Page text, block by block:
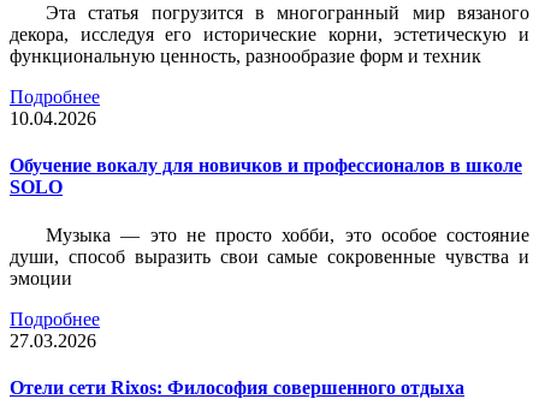
Эта статья погрузится в многогранный мир вязаного
декора, исследуя его исторические корни, эстетическую и
функциональную ценность, разнообразие форм и техник
Подробнее
10.04.2026
Обучение вокалу для новичков и профессионалов в школе
SOLO
Музыка — это не просто хобби, это особое состояние
души, способ выразить свои самые сокровенные чувства и
эмоции
Подробнее
27.03.2026
Отели сети Rixos: Философия совершенного отдыха